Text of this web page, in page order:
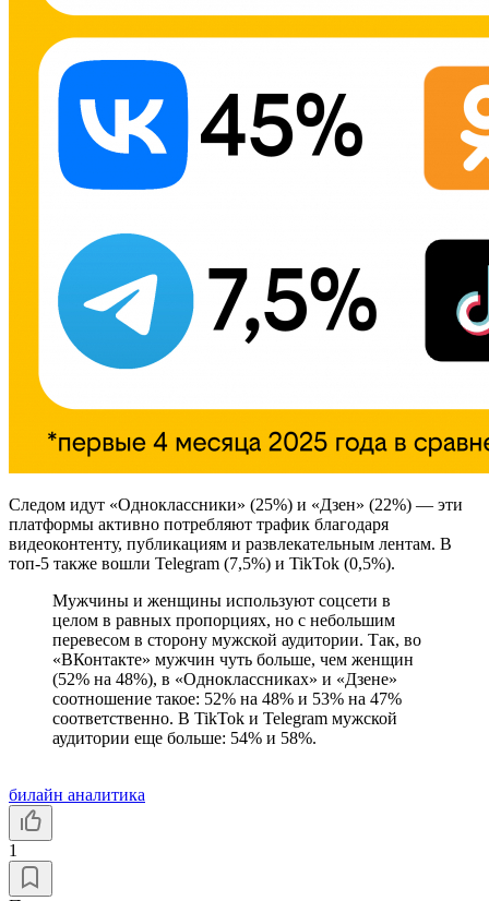
Следом идут «Одноклассники» (25%) и «Дзен» (22%) — эти
платформы активно потребляют трафик благодаря
видеоконтенту, публикациям и развлекательным лентам. В
топ-5 также вошли Telegram (7,5%) и TikTok (0,5%).
Мужчины и женщины используют соцсети в
целом в равных пропорциях, но с небольшим
перевесом в сторону мужской аудитории. Так, во
«ВКонтакте» мужчин чуть больше, чем женщин
(52% на 48%), в «Одноклассниках» и «Дзене»
соотношение такое: 52% на 48% и 53% на 47%
соответственно. В TikTok и Telegram мужской
аудитории еще больше: 54% и 58%.
билайн аналитика
1